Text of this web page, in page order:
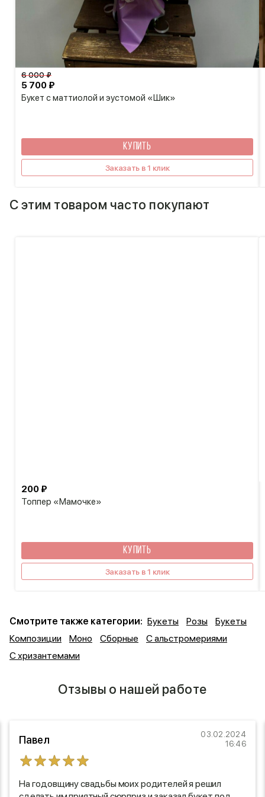
Букет с маттиолой и эустомой «Шик»
5 700 ₽
6 000 ₽
КУПИТЬ
Заказать в 1 клик
С этим товаром часто покупают
Топпер «Мамочке»
200 ₽
КУПИТЬ
Заказать в 1 клик
Смотрите также категории: Букеты Розы
Букеты
Композиции
Моно Сборные
С альстромериями
С хризантемами
Отзывы о нашей работе
Павел
03.02.2024
16:46
На годовщину свадьбы моих родителей я решил